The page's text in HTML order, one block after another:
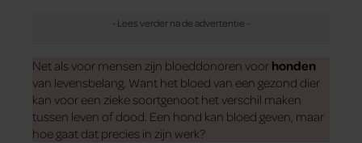
Net als voor mensen zijn bloeddonoren voor honden
van levensbelang. Want het bloed van een gezond dier
kan voor een zieke soortgenoot het verschil maken
tussen leven of dood. Een hond kan bloed geven, maar
hoe gaat dat precies in zijn werk?